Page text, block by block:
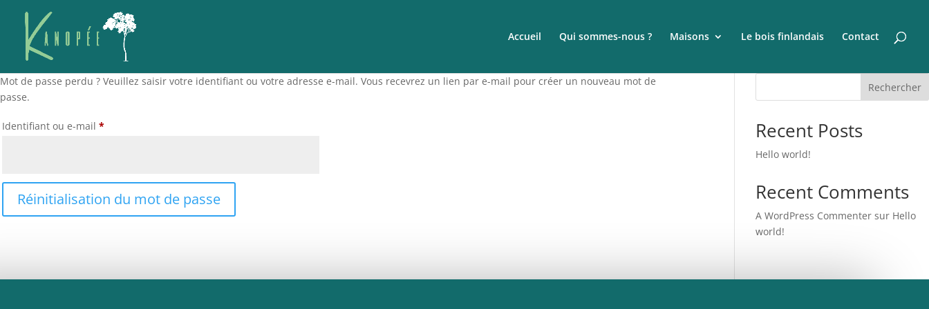
Accueil Qui sommes-nous ? Maisons Le bois finlandais Contact
Mot de passe perdu ? Veuillez saisir votre identifiant ou votre adresse e-mail. Vous recevrez un lien par e-mail pour créer un nouveau mot de
passe.
Identifiant ou e-mail *Obligatoire
Réinitialisation du mot de passe
Rechercher
Recent Posts
Hello world!
Recent Comments
A WordPress Commenter sur Hello
world!